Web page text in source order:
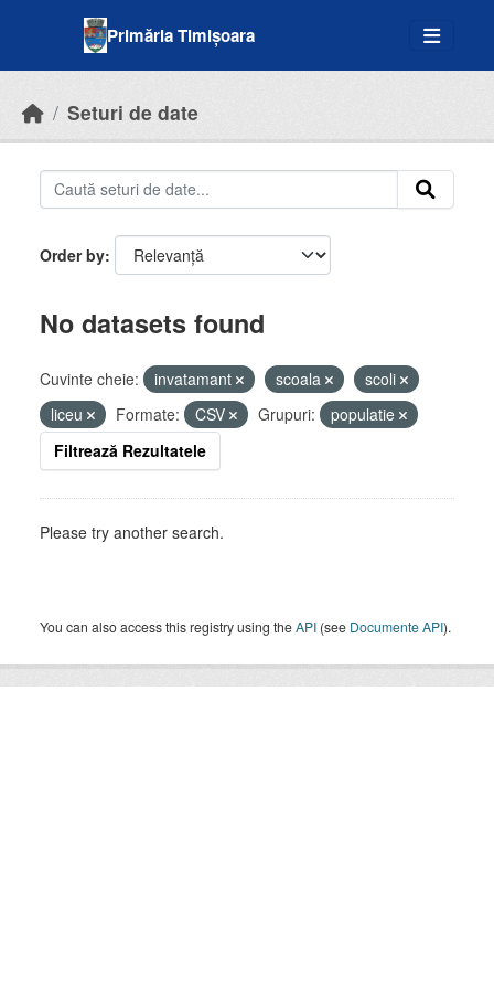
Primăria Timișoara
Seturi de date
Order by
No datasets found
Cuvinte cheie: invatamant scoala
scoli
liceu
Formate: CSV Grupuri:
populatie
Filtrează Rezultatele
Please try another search.
You can also access this registry using theAPI (see Documente API).